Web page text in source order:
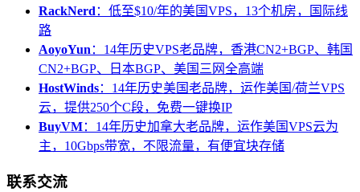
RackNerd：低至$10/年的美国VPS，13个机房，国际线
路
AoyoYun：14年历史VPS老品牌，香港CN2+BGP、韩国
CN2+BGP、日本BGP、美国三网全高端
HostWinds：14年历史美国老品牌，运作美国/荷兰VPS
云，提供250个C段，免费一键换IP
BuyVM：14年历史加拿大老品牌，运作美国VPS云为
主，10Gbps带宽，不限流量，有便宜块存储
联系交流